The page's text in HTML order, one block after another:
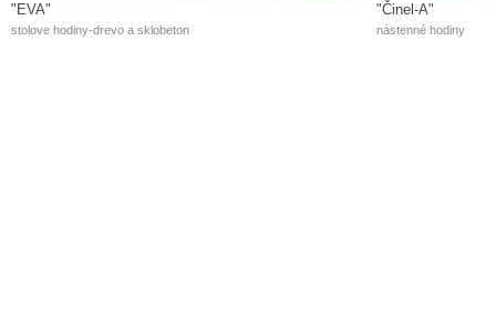
"EVA"
stolove hodiny-drevo a sklobeton
"Činel-A"
nástenné hodiny